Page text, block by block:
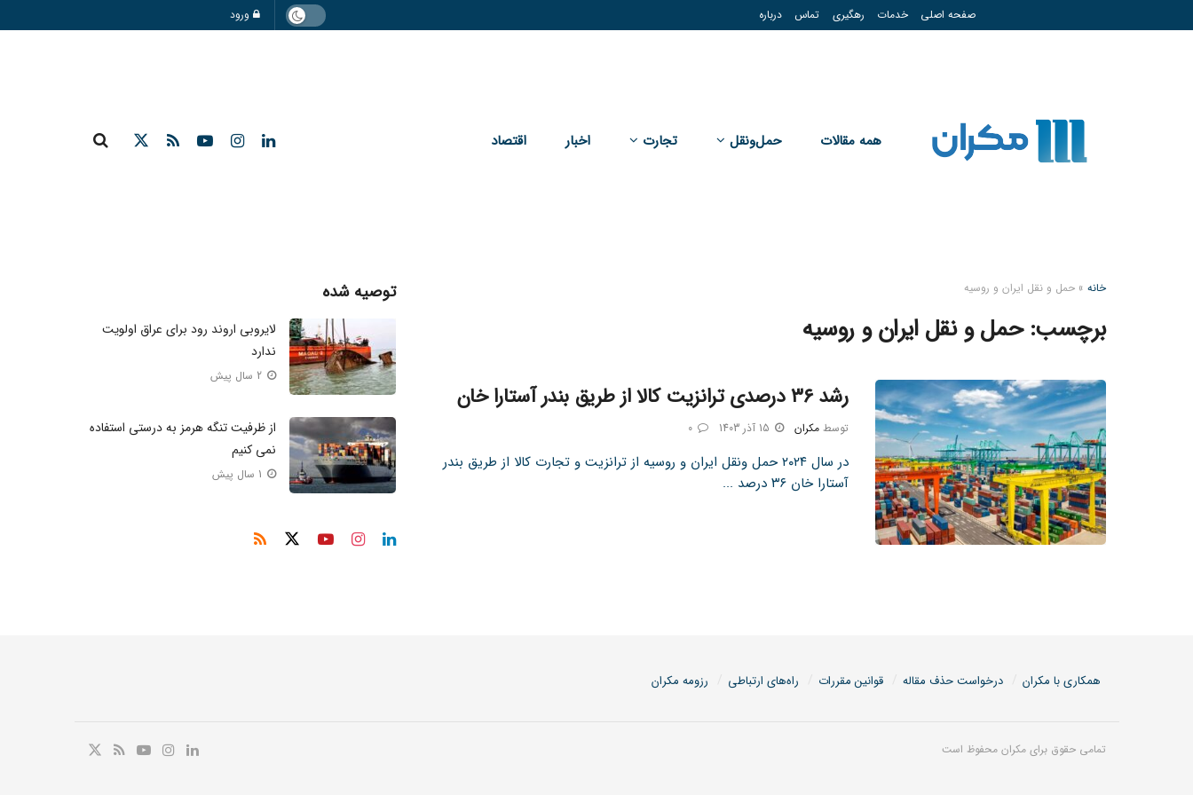
صفحه اصلی خدمات رهگیری تماس درباره ورود
همه مقالات حمل‌و‌نقل تجارت اخبار اقتصاد
خانه »حمل و نقل ایران و روسیه
برچسب:حمل و نقل ایران و روسیه
رشد ۳۶ درصدی ترانزیت کالا از طریق بندر آستارا خان
توسط مکران 0
در سال ۲۰۲۴ حمل ونقل ایران و روسیه از ترانزیت و تجارت کالا از طریق بندر
آستارا خان ۳۶ درصد ...
توصیه شده
لایروبی اروند رود برای عراق اولویت
ندارد
2 سال پیش
از ظرفیت تنگه هرمز به درستی استفاده
نمی‌ کنیم
همکاری با مکران درخواست حذف مقاله قوانین مقررات راه‌های ارتباطی رزومه مکران
تمامی حقوق برای مکران محفوظ است